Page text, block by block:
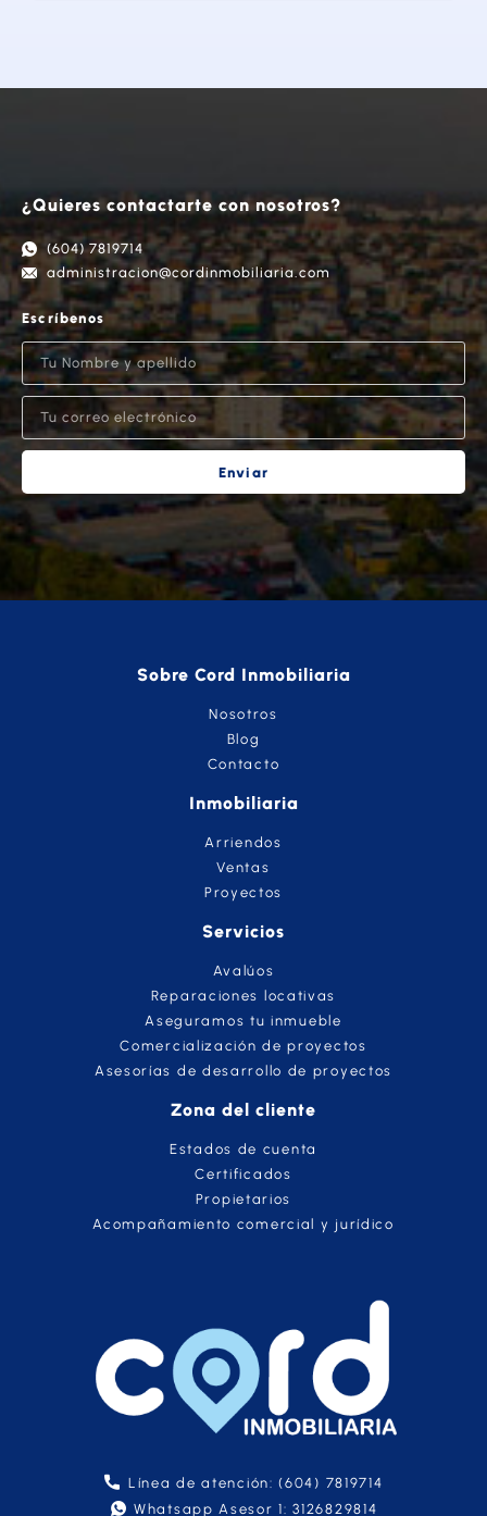
¿Quieres contactarte con nosotros?
(604) 7819714
administracion@cordinmobiliaria.com
Escríbenos
Enviar
Sobre Cord Inmobiliaria
Nosotros
Blog
Contacto
Inmobiliaria
Arriendos
Ventas
Proyectos
Servicios
Avalúos
Reparaciones locativas
Aseguramos tu inmueble
Comercialización de proyectos
Asesorías de desarrollo de proyectos
Zona del cliente
Estados de cuenta
Certificados
Propietarios
Acompañamiento comercial y jurídico
Línea de atención: (604) 7819714
Whatsapp Asesor 1: 3126829814